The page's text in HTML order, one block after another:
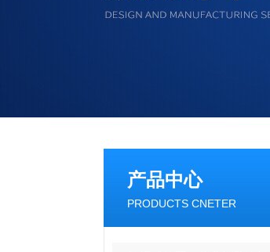
产品中心
PRODUCTS CNETER